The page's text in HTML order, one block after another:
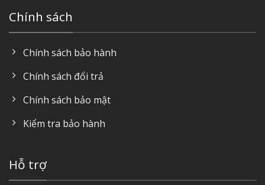
Chính sách
Chính sách bảo hành
Chính sách đổi trả
Chính sách bảo mật
Kiểm tra bảo hành
Hỗ trợ